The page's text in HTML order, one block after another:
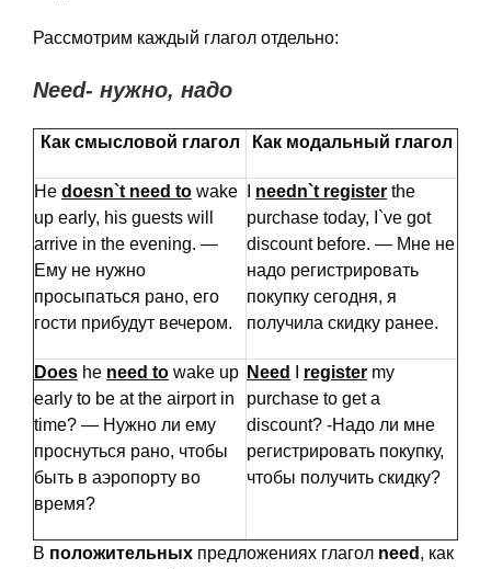
Рассмотрим каждый глагол отдельно:
Need- нужно, надо
Как смысловой глагол Как модальный глагол
He doesn`t need to wake
up early, his guests will
arrive in the evening. —
Ему не нужно
просыпаться рано, его
гости прибудут вечером.
needn`t register the
purchase today, I`ve got
discount before. — Мне не
надо регистрировать
покупку сегодня, я
получила скидку ранее.
Does he need to wake up
early to be at the airport in
time? — Нужно ли ему
проснуться рано, чтобы
быть в аэропорту во
время?
Need register my
purchase to get a
discount? -Надо ли мне
регистрировать покупку,
чтобы получить скидку?
В положительных предложениях глагол need , как